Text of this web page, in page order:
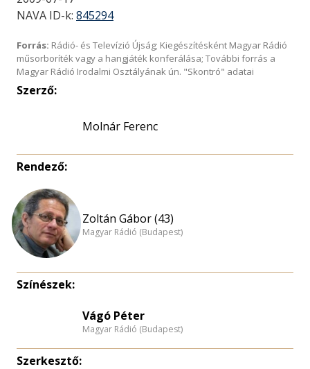
NAVA ID-k: 845294
Forrás: Rádió- és Televízió Újság; Kiegészítésként Magyar Rádió
műsorboríték vagy a hangjáték konferálása; További forrás a
Magyar Rádió Irodalmi Osztályának ún. "Skontró" adatai
Szerző:
Molnár Ferenc
Rendező:
Zoltán Gábor (43)
Magyar Rádió (Budapest)
Színészek:
Vágó Péter
Magyar Rádió (Budapest)
Szerkesztő: